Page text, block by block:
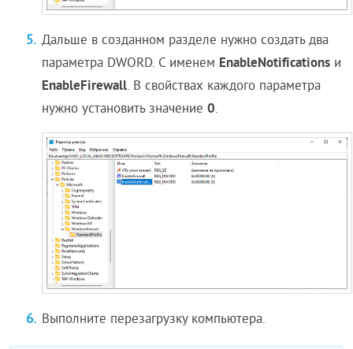
Дальше в созданном разделе нужно создать два
параметра DWORD. С именем EnableNotifications и
EnableFirewall. В свойствах каждого параметра
нужно установить значение0.
Выполните перезагрузку компьютера.